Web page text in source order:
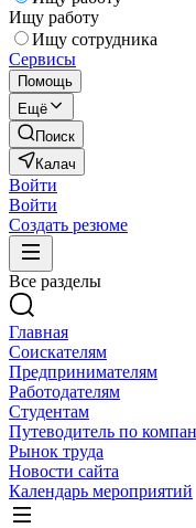
Ищу работу
Ищу сотрудника
Сервисы
Помощь
Ещё
Поиск
Калач
Войти
Войти
Создать резюме
Все разделы
Главная
Соискателям
Предпринимателям
Работодателям
Студентам
Путеводитель по
Рынок труда
Новости сайта
Календарь мероприятий